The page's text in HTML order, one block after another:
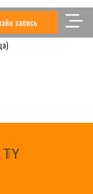
запись